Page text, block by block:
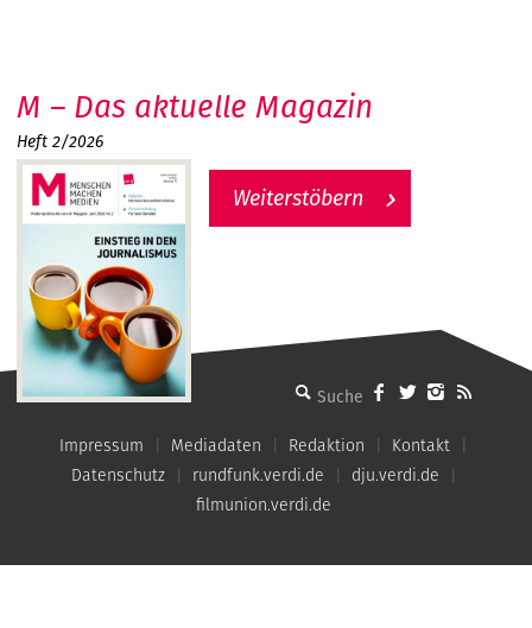
MMM - Menschen machen Medien
M – Das aktuelle Magazin
Heft 2/2026
Weiterstöbern
Impressum Mediadaten Redaktion
Kontakt
Datenschutz
rundfunk.verdi.de
dju.verdi.de
filmunion.verdi.de